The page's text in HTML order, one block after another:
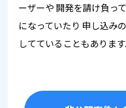
ーザーや 開発を請け負っ
になっていたり 申し込み
してていることもあります